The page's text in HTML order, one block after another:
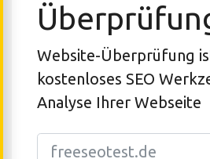
Website-Überprüfung
kostenloses SEO
Analyse Ihrer Webseite